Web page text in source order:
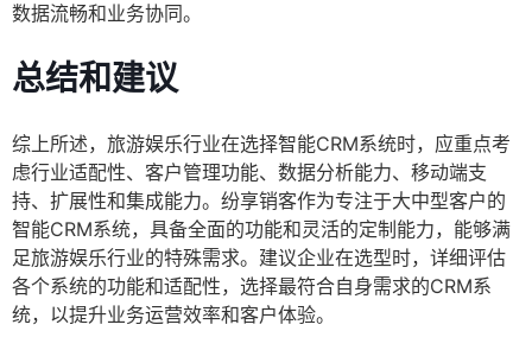
数据流畅和业务协同。
总结和建议
综上所述，旅游娱乐行业在选择智能CRM系统时，应重点考
虑行业适配性、客户管理功能、数据分析能力、移动端支
持、扩展性和集成能力。纷享销客作为专注于大中型客户的
智能CRM系统，具备全面的功能和灵活的定制能力，能够满
足旅游娱乐行业的特殊需求。建议企业在选型时，详细评估
各个系统的功能和适配性，选择最符合自身需求的CRM系
统，以提升业务运营效率和客户体验。